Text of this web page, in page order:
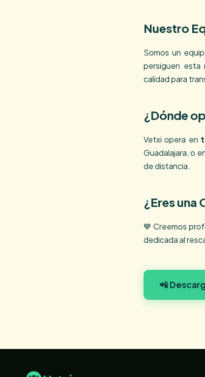
Nuestro
Somos un
persiguen esta
calidad para
¿Dónde
Vetxi opera en
Guadalajara, o
de distancia.
¿Eres una
💙 Creemos
dedicada al
📲